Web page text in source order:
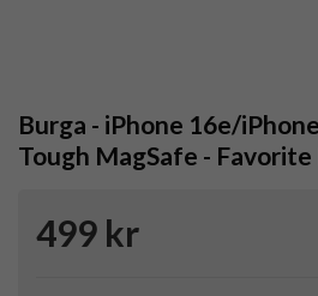
Burga - iPhone 16e/
Tough MagSafe - Favorite
499 kr